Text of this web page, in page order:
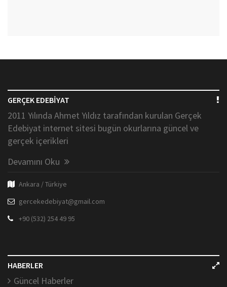
GERÇEK EDEBİYAT
2011 Yılında Ahmet Yıldız tarafından kurulan Gerçek
Edebiyat internet sitesi bugün okurlarına güncel ve
gerçek içerikleri
Devamını Oku
Ankara / Türkiye
gercekedebiyat@gmail.com
+90 (532) 254 49 95
HABERLER
Güncel Haberler